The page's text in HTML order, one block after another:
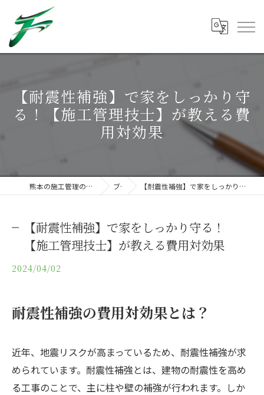
【耐震性補強】で家をしっかり守
る！【施工管理技士】が教える費
用対効果
熊本の施工管理の求人なら株式会社フクマツ ブログ 【耐震性補強】で家をしっかり守る！【施工管理技士】が教える費用対効果
【耐震性補強】で家をしっかり守る！
【施工管理技士】が教える費用対効果
2024/04/02
耐震性補強の費用対効果とは？
近年、地震リスクが高まっているため、耐震性補強が求
められています。耐震性補強とは、建物の耐震性を高め
る工事のことで、主に柱や壁の補強が行われます。しか